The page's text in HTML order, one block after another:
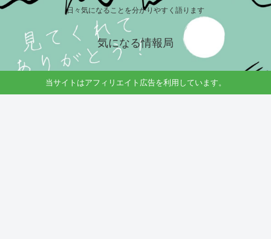
日々気になることを分かりやすく語ります
気になる情報局
当サイトはアフィリエイト広告を利用しています。